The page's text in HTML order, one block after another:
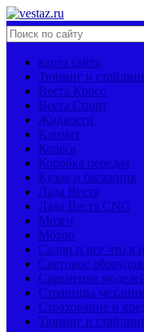
карта сайта
Тюнинг и
Веста Кросс
Веста Спорт
Жидкости
Климат
Колеса
Коробка передач
Кузов и багажник
Лада Веста
Лада Веста CNG
Мозги
Мотор
Салон и все что в
Световое
Сравнение
Страницы
Страхование и
Тюнинг и